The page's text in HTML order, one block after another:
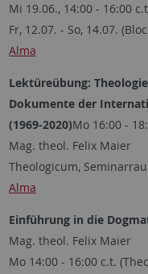
Mi 19.06., 14:00 - 16:00
Fr, 12.07. - So, 14.07.
Alma
Lektüreübung:
Dokumente der
(1969-2020)Mo 16:00 -
Mag. theol. Felix Maier
Theologicum,
Alma
Einführung in die
Mag. theol. Felix Maier
Mo 14:00 - 16:00 c.t.